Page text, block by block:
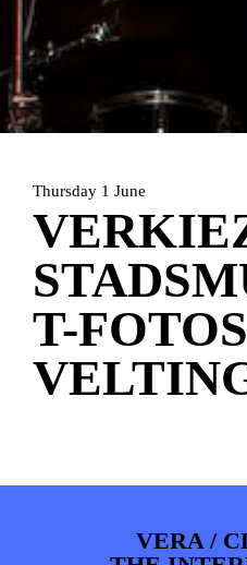
HOME
INFO
Thursday 1 June
T-
VERA /